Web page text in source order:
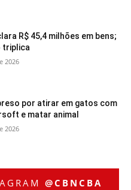
R$ 45,4 milhões em bens;
triplica
2026
por atirar em gatos com
e matar animal
2026
@CBNCBA